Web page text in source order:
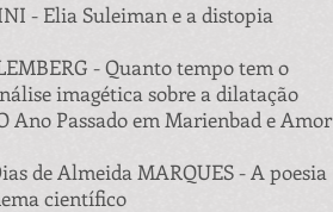
- Elia Suleiman e a distopia
- Quanto tempo tem o
imagética sobre a dilatação
Ano Passado em Marienbad e Amor
de Almeida MARQUES - A poesia
científico